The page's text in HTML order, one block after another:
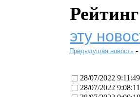
эту
Предыдущая новость -
28/07/2022 9:11:49
28/07/2022 9:08:11